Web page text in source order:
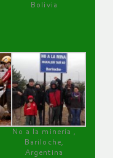
Bolivia
No a la minería ,
Bariloche,
Argentina